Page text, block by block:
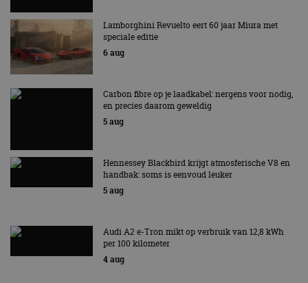
Lamborghini Revuelto eert 60 jaar Miura met
speciale editie
6 aug
Carbon fibre op je laadkabel: nergens voor nodig,
en precies daarom geweldig
5 aug
Hennessey Blackbird krijgt atmosferische V8 en
handbak: soms is eenvoud leuker
5 aug
Audi A2 e-Tron mikt op verbruik van 12,8 kWh
per 100 kilometer
4 aug